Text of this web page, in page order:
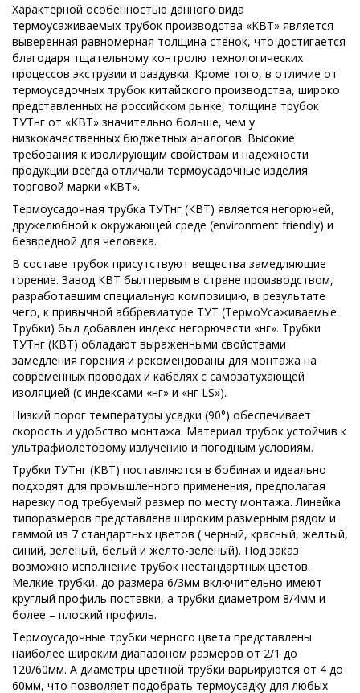
Характерной особенностью данного вида
термоусаживаемых трубок производства «КВТ» является
выверенная равномерная толщина стенок, что достигается
благодаря тщательному контролю технологических
процессов экструзии и раздувки. Кроме того, в отличие от
термоусадочных трубок китайского производства, широко
представленных на российском рынке, толщина трубок
ТУТнг от «КВТ» значительно больше, чем у
низкокачественных бюджетных аналогов. Высокие
требования к изолирующим свойствам и надежности
продукции всегда отличали термоусадочные изделия
торговой марки «КВТ».
Термоусадочная трубка ТУТнг (КВТ) является негорючей,
дружелюбной к окружающей среде (environment friendly) и
безвредной для человека.
В составе трубок присутствуют вещества замедляющие
горение. Завод КВТ был первым в стране производством,
разработавшим специальную композицию, в результате
чего, к привычной аббревиатуре ТУТ (ТермоУсаживаемые
Трубки) был добавлен индекс негорючести «нг». Трубки
ТУТнг (КВТ) обладают выраженными свойствами
замедления горения и рекомендованы для монтажа на
современных проводах и кабелях с самозатухающей
изоляцией (с индексами «нг» и «нг LS»).
Низкий порог температуры усадки (90°) обеспечивает
скорость и удобство монтажа. Материал трубок устойчив к
ультрафиолетовому излучению и погодным условиям.
Трубки ТУТнг (КВТ) поставляются в бобинах и идеально
подходят для промышленного применения, предполагая
нарезку под требуемый размер по месту монтажа. Линейка
типоразмеров представлена широким размерным рядом и
гаммой из 7 стандартных цветов ( черный, красный, желтый,
синий, зеленый, белый и желто-зеленый). Под заказ
возможно исполнение трубок нестандартных цветов.
Мелкие трубки, до размера 6/3мм включительно имеют
круглый профиль поставки, а трубки диаметром 8/4мм и
более – плоский профиль.
Термоусадочные трубки черного цвета представлены
наиболее широким диапазоном размеров от 2/1 до
120/60мм. А диаметры цветной трубки варьируются от 4 до
60мм, что позволяет подобрать термоусадку для любых